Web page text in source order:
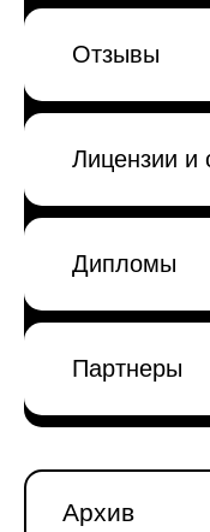
Отзывы
Лицензии и
Дипломы
Партнеры
Архив